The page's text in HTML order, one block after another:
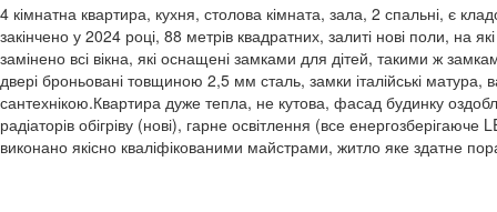
4 кімнатна квартира, кухня, столова кімната, зала, 2 спальні, є
закінчено у 2024 році, 88 метрів квадратних, залиті нові поли, на
замінено всі вікна, які оснащені замками для дітей, такими ж
двері броньовані товщиною 2,5 мм сталь, замки італійські
сантехнікою.Квартира дуже тепла, не кутова, фасад будинку
радіаторів обігріву (нові), гарне освітлення (все
виконано якісно кваліфікованими майстрами, житло яке здатне